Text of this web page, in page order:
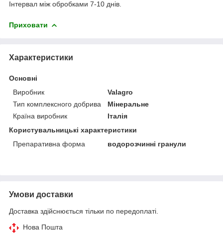
Інтервал між обробками 7-10 днів.
Приховати
Характеристики
Основні
Виробник
Valagro
Тип комплексного добрива
Мінеральне
Країна виробник
Італія
Користувальницькі характеристики
Препаративна форма
водорозчинні гранули
Умови доставки
Доставка здійснюється тільки по передоплаті.
Нова Пошта